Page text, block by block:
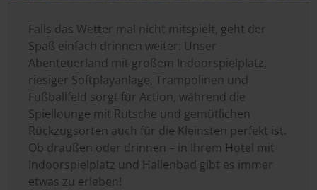
Falls das Wetter mal nicht mitspielt, geht der
Spaß einfach drinnen weiter: Unser
Abenteuerland mit großem Indoorspielplatz,
riesiger Softplayanlage, Trampolinen und
Fußballfeld sorgt für Action, während die
Spiellounge mit Rutsche und gemütlichen
Rückzugsorten auch für die Kleinsten perfekt ist.
Ob draußen oder drinnen – in Ihrem Hotel mit
Indoorspielplatz und Hallenbad gibt es immer
etwas zu erleben!